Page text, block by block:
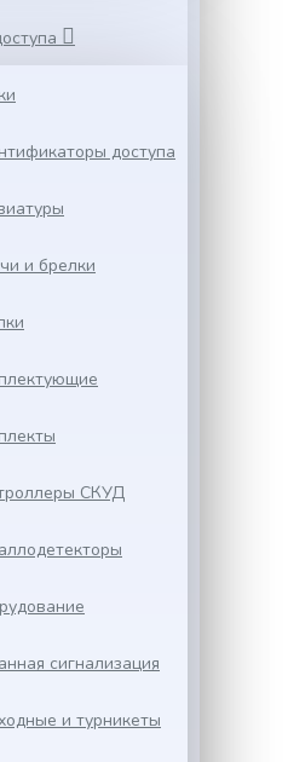
доступа
и брелки
СКУД
сигнализация
и турникеты